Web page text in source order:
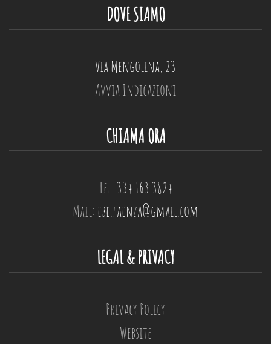
DOVE SIAMO
Via Mengolina, 23
Avvia Indicazioni
CHIAMA ORA
Tel: 334 163 3824
Mail: ebe.faenza@gmail.com
LEGAL & PRIVACY
Privacy Policy
Website